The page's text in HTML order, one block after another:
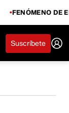
FENÓMENO DE
Suscríbete